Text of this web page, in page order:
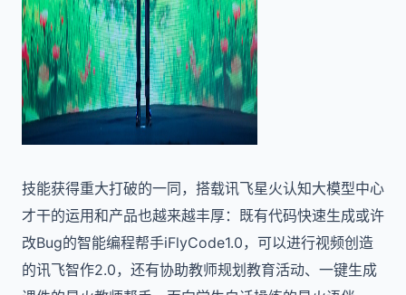
技能获得重大打破的一同，搭载讯飞星火认知大模型中心
才干的运用和产品也越来越丰厚：既有代码快速生成或许
改Bug的智能编程帮手iFlyCode1.0，可以进行视频创造
的讯飞智作2.0，还有协助教师规划教育活动、一键生成